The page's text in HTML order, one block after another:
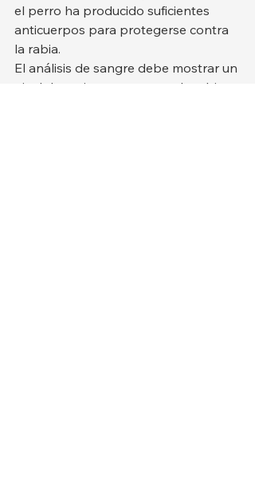
el perro ha producido suficientes
anticuerpos para protegerse contra
la rabia.
El análisis de sangre debe mostrar un
nivel de anticuerpos contra la rabia